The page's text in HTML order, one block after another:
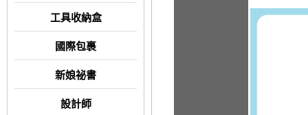
工具收納盒
國際包裹
新娘祕書
設計師